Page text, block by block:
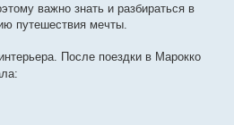
важно знать и разбираться в
путешествия мечты.
После поездки в Марокко